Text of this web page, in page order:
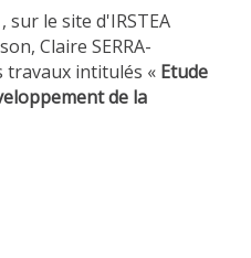
, sur le site d'IRSTEA
Claire SERRA-
travaux intitulés « Etude
de la